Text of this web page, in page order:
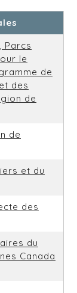
Parcs
le
de
des
de
de
et du
des
du
Canada